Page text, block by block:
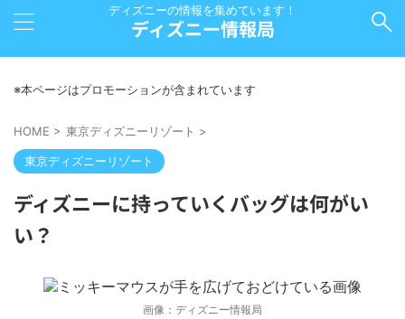
ディズニーの情報を集めています！
ディズニー情報局
※本ページはプロモーションが含まれています
HOME > 東京ディズニーリゾート >
東京ディズニーリゾート
ディズニーに持っていくバッグは何がい
い？
画像：ディズニー情報局